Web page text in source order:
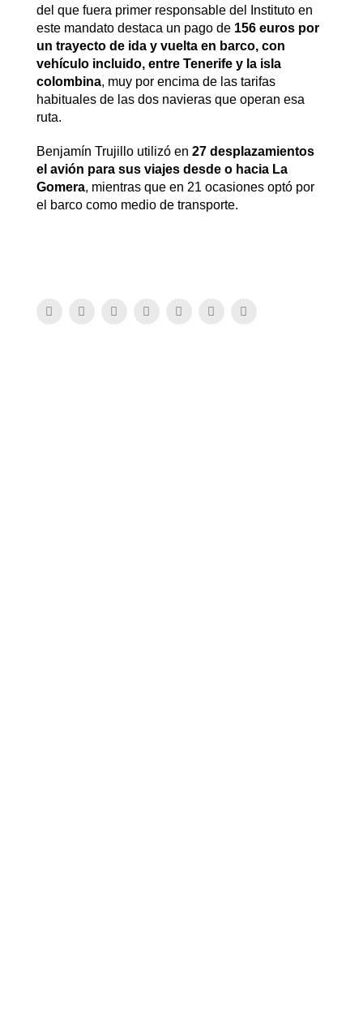
del que fuera primer responsable del Instituto en
este mandato destaca un pago de 156 euros por
un trayecto de ida y vuelta en barco, con
vehículo incluido, entre Tenerife y la isla
colombina, muy por encima de las tarifas
habituales de las dos navieras que operan esa
ruta.
Benjamín Trujillo utilizó en 27 desplazamientos
el avión para sus viajes desde o hacia La
Gomera, mientras que en 21 ocasiones optó por
el barco como medio de transporte.